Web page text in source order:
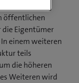
die
öffentlichen
Eigentümer
einem weiteren
teils
die höheren
Weiteren wird